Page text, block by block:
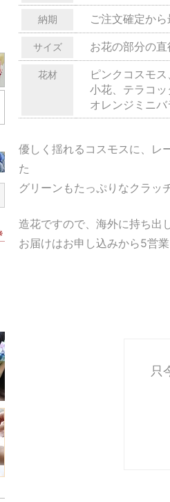
納期 ご注文確定か
サイズ お花の部分の
花材
ピンクコスモ
小花、テラコ
オレンジミニ
優しく揺れるコスモスに、レ
た
グリーンもたっぷりなクラッ
造花ですので、海外に持ち出
お届けはお申し込みから5営
只